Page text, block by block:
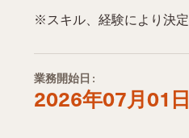
※スキル、経験により決定
業務開始日:
2026年07月01日